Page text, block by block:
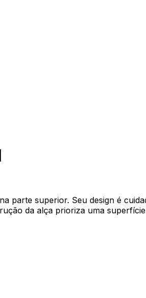
parte superior. Seu design é
da alça prioriza uma